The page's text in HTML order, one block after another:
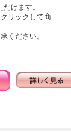
けます。
リックして商
ください。